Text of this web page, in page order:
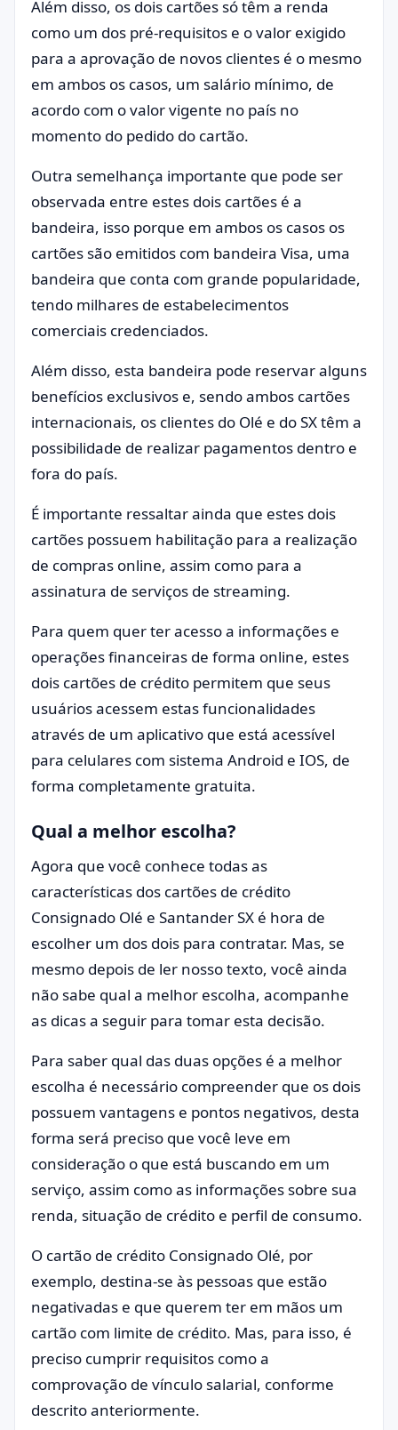
Além disso, os dois cartões só têm a renda
como um dos pré-requisitos e o valor exigido
para a aprovação de novos clientes é o mesmo
em ambos os casos, um salário mínimo, de
acordo com o valor vigente no país no
momento do pedido do cartão.
Outra semelhança importante que pode ser
observada entre estes dois cartões é a
bandeira, isso porque em ambos os casos os
cartões são emitidos com bandeira Visa, uma
bandeira que conta com grande popularidade,
tendo milhares de estabelecimentos
comerciais credenciados.
Além disso, esta bandeira pode reservar alguns
benefícios exclusivos e, sendo ambos cartões
internacionais, os clientes do Olé e do SX têm a
possibilidade de realizar pagamentos dentro e
fora do país.
É importante ressaltar ainda que estes dois
cartões possuem habilitação para a realização
de compras online, assim como para a
assinatura de serviços de streaming.
Para quem quer ter acesso a informações e
operações financeiras de forma online, estes
dois cartões de crédito permitem que seus
usuários acessem estas funcionalidades
através de um aplicativo que está acessível
para celulares com sistema Android e IOS, de
forma completamente gratuita.
Qual a melhor escolha?
Agora que você conhece todas as
características dos cartões de crédito
Consignado Olé e Santander SX é hora de
escolher um dos dois para contratar. Mas, se
mesmo depois de ler nosso texto, você ainda
não sabe qual a melhor escolha, acompanhe
as dicas a seguir para tomar esta decisão.
Para saber qual das duas opções é a melhor
escolha é necessário compreender que os dois
possuem vantagens e pontos negativos, desta
forma será preciso que você leve em
consideração o que está buscando em um
serviço, assim como as informações sobre sua
renda, situação de crédito e perfil de consumo.
O cartão de crédito Consignado Olé, por
exemplo, destina-se às pessoas que estão
negativadas e que querem ter em mãos um
cartão com limite de crédito. Mas, para isso, é
preciso cumprir requisitos como a
comprovação de vínculo salarial, conforme
descrito anteriormente.